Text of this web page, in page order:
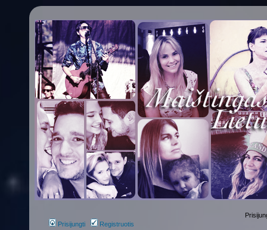
Prisijungti Registruotis